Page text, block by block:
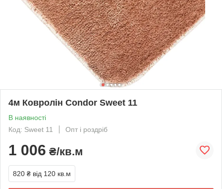
4м Ковролін Condor Sweet 11
В наявності
Код: Sweet 11
Опт і роздріб
1 006 ₴/кв.м
820 ₴ від 120 кв.м